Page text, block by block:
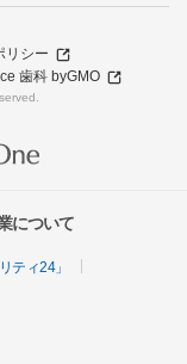
リシー
歯科 byGMO
について
ティ24」